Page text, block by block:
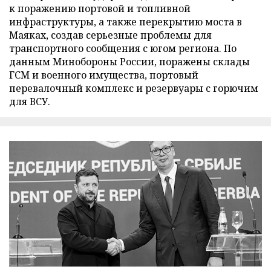
к поражению портовой и топливной
инфраструктуры, а также перекрытию моста в
Маяках, создав серьезные проблемы для
транспортного сообщения с югом региона. По
данным Минобороны России, поражены склады
ГСМ и военного имущества, портовый
перевалочный комплекс и резервуары с горючим
для ВСУ.